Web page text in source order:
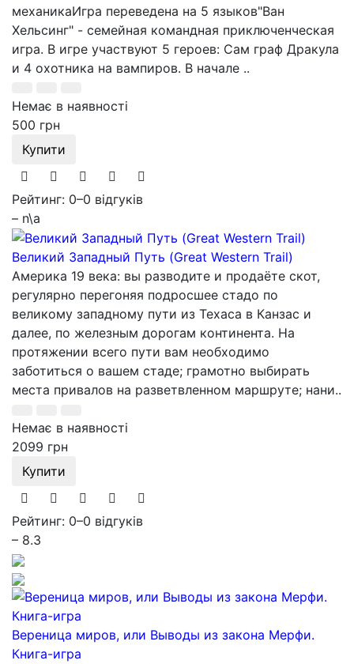
механикаИгра переведена на 5 языков"Ван
Хельсинг" - семейная командная приключенческая
игра. В игре участвуют 5 героев: Сам граф Дракула
и 4 охотника на вампиров. В начале ..
Немає в наявності
500 грн
Купити
Рейтинг: 0–0 відгуків
– n\a
Великий Западный Путь (Great Western Trail)
Америка 19 века: вы разводите и продаёте скот,
регулярно перегоняя подросшее стадо по
великому западному пути из Техаса в Канзас и
далее, по железным дорогам континента. На
протяжении всего пути вам необходимо
заботиться о вашем стаде; грамотно выбирать
места привалов на разветвленном маршруте; нани..
Немає в наявності
2099 грн
Купити
Рейтинг: 0–0 відгуків
– 8.3
Вереница миров, или Выводы из закона Мерфи.
Книга-игра